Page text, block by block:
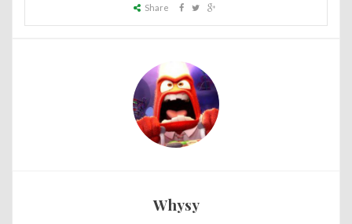
Share
Whysy